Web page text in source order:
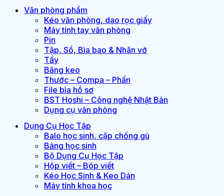
Văn phòng phẩm
Kéo văn phòng, dao rọc giấy
Máy tính tay văn phòng
Pin
Tập, Sổ, Bìa bao & Nhãn vở
Tẩy
Băng keo
Thước – Compa – Phấn
File bìa hồ sơ
BST Hoshi – Công nghệ Nhật Bản
Dụng cụ văn phòng
Dụng Cụ Học Tập
Balo học sinh, cặp chống gù
Bảng học sinh
Bộ Dụng Cụ Học Tập
Hộp viết – Bóp viết
Kéo Học Sinh & Keo Dán
Máy tính khoa học